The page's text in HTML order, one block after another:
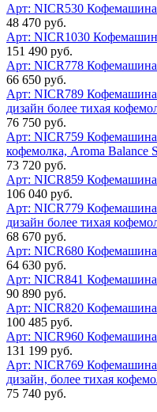
Арт: NICR530
48 470 руб.
Арт: NICR1030
151 490 руб.
Арт: NICR778
66 650 руб.
Арт: NICR789
дизайн более тихая
76 750 руб.
Арт: NICR759
кофемолка, Aroma Balance
73 720 руб.
Арт: NICR859
106 040 руб.
Арт: NICR779
дизайн более тихая
68 670 руб.
Арт: NICR680
64 630 руб.
Арт: NICR841
90 890 руб.
Арт: NICR820
100 485 руб.
Арт: NICR960
131 199 руб.
Арт: NICR769
дизайн, более тихая
75 740 руб.